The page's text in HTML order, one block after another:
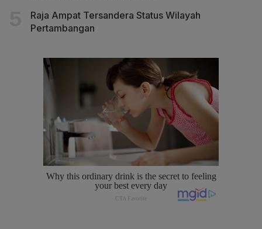
Raja Ampat Tersandera Status Wilayah
Pertambangan